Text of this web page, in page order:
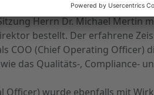
Herrn Dr. Michael Mertin
bestellt. Der erfahrene
COO (Chief Operating
das Qualitäts-, Compliance-
Officer) wurde ebenfalls mit